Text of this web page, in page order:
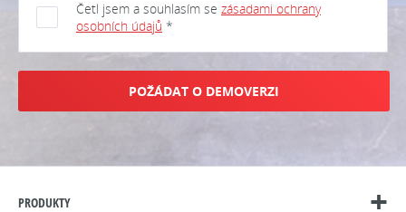
Četl jsem a souhlasím se zásadami ochrany
osobních údajů *
POŽÁDAT O DEMOVERZI
PRODUKTY